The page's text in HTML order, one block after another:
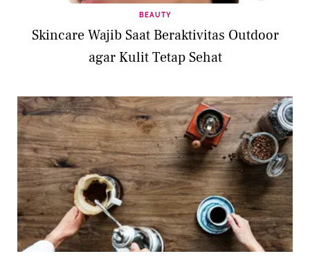
BEAUTY
Skincare Wajib Saat Beraktivitas Outdoor
agar Kulit Tetap Sehat